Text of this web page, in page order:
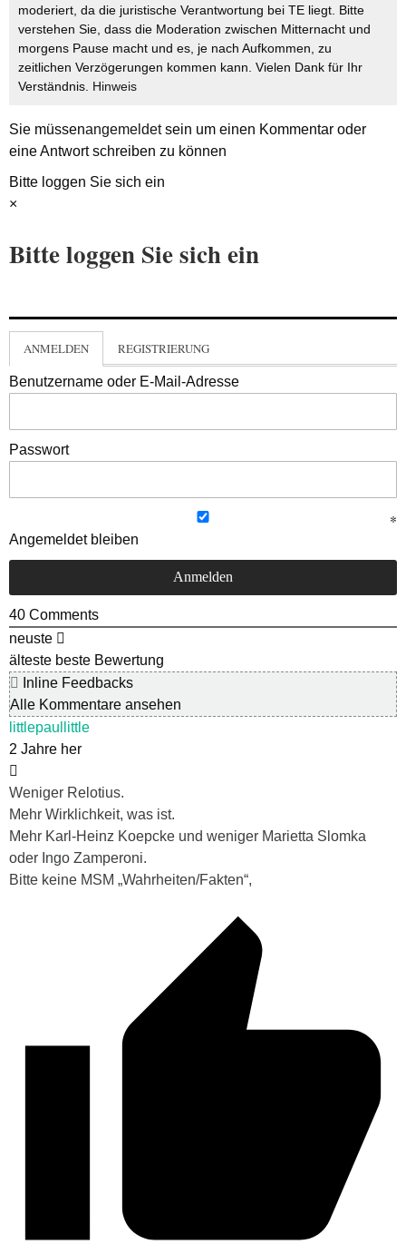
moderiert, da die juristische Verantwortung bei TE liegt. Bitte
verstehen Sie, dass die Moderation zwischen Mitternacht und
morgens Pause macht und es, je nach Aufkommen, zu
zeitlichen Verzögerungen kommen kann. Vielen Dank für Ihr
Verständnis. Hinweis
Sie müssenangemeldetsein um einen Kommentar oder
eine Antwort schreiben zu können
Bitte loggen Sie sich ein
×
Bitte loggen Sie sich ein
ANMELDEN REGISTRIERUNG
Benutzername oder E-Mail-Adresse
Passwort
Angemeldet bleiben
40 Comments
neuste
älteste beste Bewertung
Inline Feedbacks
Alle Kommentare ansehen
littlepaullittle
2 Jahre her
Weniger Relotius.
Mehr Wirklichkeit, was ist.
Mehr Karl-Heinz Koepcke und weniger Marietta Slomka
oder Ingo Zamperoni.
Bitte keine MSM „Wahrheiten/Fakten“,